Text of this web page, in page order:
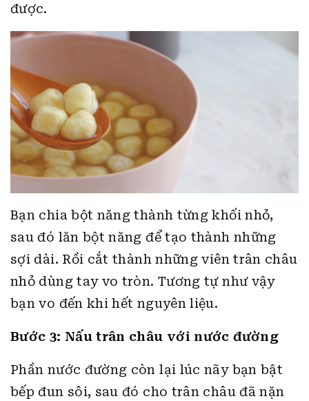
được.
Bạn chia bột năng thành từng khối nhỏ,
sau đó lăn bột năng để tạo thành những
sợi dài. Rồi cắt thành những viên trân châu
nhỏ dùng tay vo tròn. Tương tự như vậy
bạn vo đến khi hết nguyên liệu.
Bước 3: Nấu trân châu với nước đường
Phần nước đường còn lại lúc nãy bạn bật
bếp đun sôi, sau đó cho trân châu đã nặn